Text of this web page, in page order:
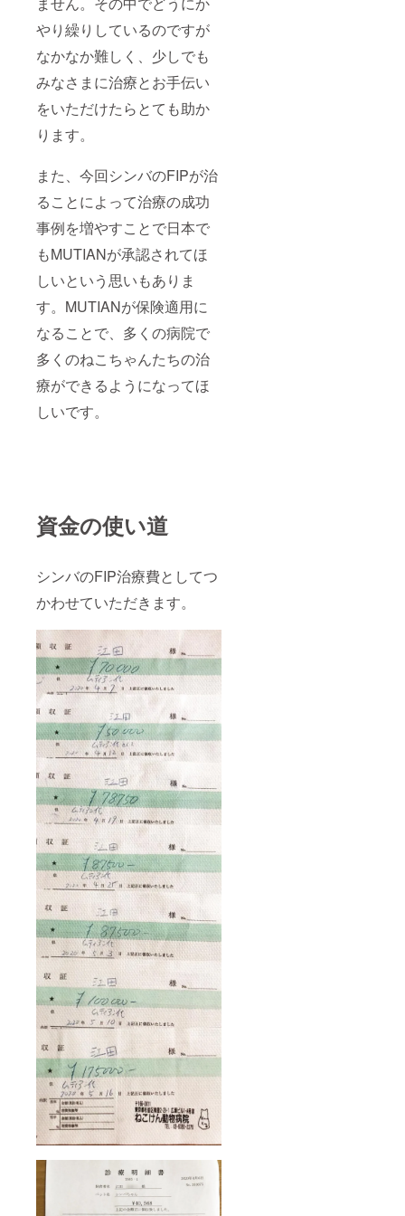
やり繰りしているのですが
なかなか難しく、少しでも
みなさまに治療とお手伝い
をいただけたらとても助か
ります。
また、今回シンバのFIPが治
ることによって治療の成功
事例を増やすことで日本で
もMUTIANが承認されてほ
しいという思いもありま
す。MUTIANが保険適用に
なることで、多くの病院で
多くのねこちゃんたちの治
療ができるようになってほ
しいです。
資金の使い道
シンバのFIP治療費としてつ
かわせていただきます。